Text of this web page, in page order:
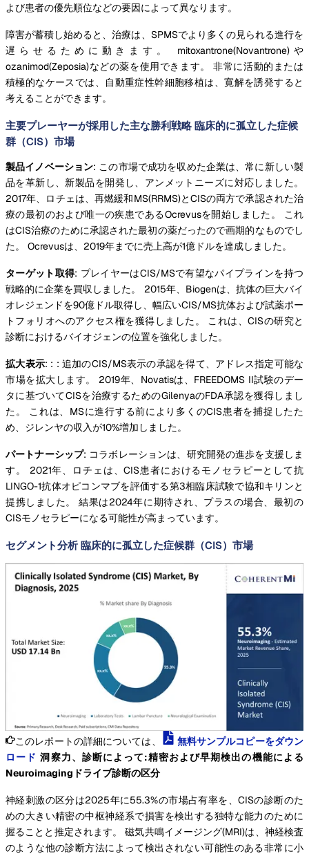
よび患者の優先順位などの要因によって異なります。
障害が蓄積し始めると、治療は、SPMSでより多くの見られる進行を
遅らせるために動きます。 mitoxantrone(Novantrone)や
ozanimod(Zeposia)などの薬を使用できます。 非常に活動的または
積極的なケースでは、自動重症性幹細胞移植は、寛解を誘発すると
考えることができます。
主要プレーヤーが採用した主な勝利戦略 臨床的に孤立した症候
群（CIS）市場
製品イノベーション: この市場で成功を収めた企業は、常に新しい製
品を革新し、新製品を開発し、アンメットニーズに対応しました。
2017年、ロチェは、再燃緩和MS(RRMS)とCISの両方で承認された治
療の最初のおよび唯一の疾患であるOcrevusを開始しました。 これ
はCIS治療のために承認された最初の薬だったので画期的なものでし
た。 Ocrevusは、2019年までに売上高が1億ドルを達成しました。
ターゲット取得: プレイヤーはCIS/MSで有望なパイプラインを持つ
戦略的に企業を買収しました。 2015年、Biogenは、抗体の巨大バイ
オレジェンドを90億ドル取得し、幅広いCIS/MS抗体および試薬ポー
トフォリオへのアクセス権を獲得しました。 これは、CISの研究と
診断におけるバイオジェンの位置を強化しました。
拡大表示: : : 追加のCIS/MS表示の承認を得て、アドレス指定可能な
市場を拡大します。 2019年、Novatisは、FREEDOMS II試験のデー
タに基づいてCISを治療するためのGilenyaのFDA承認を獲得しまし
た。 これは、MSに進行する前により多くのCIS患者を捕捉したた
め、ジレンヤの収入が10%増加しました。
パートナーシップ: コラボレーションは、研究開発の進歩を支援しま
す。 2021年、ロチェは、CIS患者におけるモノセラピーとして抗
LINGO-1抗体オピコンマブを評価する第3相臨床試験で協和キリンと
提携しました。 結果は2024年に期待され、プラスの場合、最初の
CISモノセラピーになる可能性が高まっています。
セグメント分析 臨床的に孤立した症候群（CIS）市場
このレポートの詳細については、
無料サンプルコピーをダウン
ロード 洞察力、診断によって:精密および早期検出の機能による
Neuroimagingドライブ診断の区分
神経刺激の区分は2025年に55.3%の市場占有率を、CISの診断のた
めの大きい精密の中枢神経系で損害を検出する独特な能力のために
握ることと推定されます。 磁気共鳴イメージング(MRI)は、神経検査
のような他の診断方法によって検出されない可能性のある非常に小